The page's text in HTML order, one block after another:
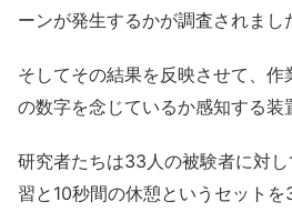
ーンが発生するかが調査されまし
そしてその結果を反映させて、
の数字を念じているか感知する装
研究者たちは33人の被験者に対
習と10秒間の休憩というセット